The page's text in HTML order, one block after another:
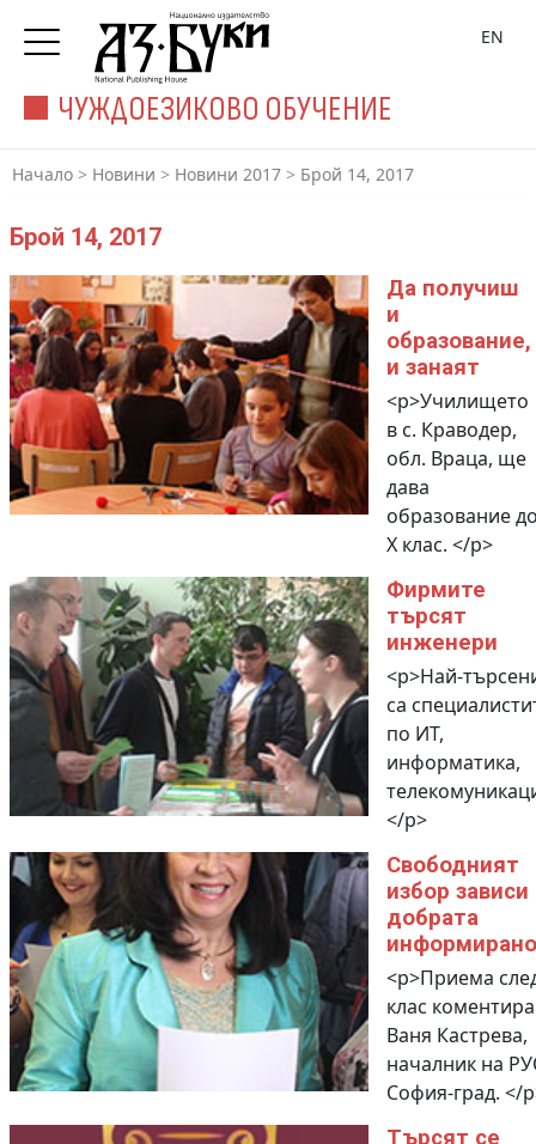
ЧУЖДОЕЗИКОВО ОБУЧЕНИЕ
EN
Начало > Новини > Новини 2017 > Брой 14, 2017
Брой 14, 2017
Да получиш
и
образование,
и занаят
<p>Училището
в с. Краводер,
обл. Враца, ще
дава
образование
X клас. </p>
Фирмите
търсят
инженери
<p>Най-
са
по ИТ,
информатика,
</p>
Свободният
избор зависи
добрата
<p>Приема
клас коментира
Ваня Кастрева,
началник на
София-град. </
Търсят се